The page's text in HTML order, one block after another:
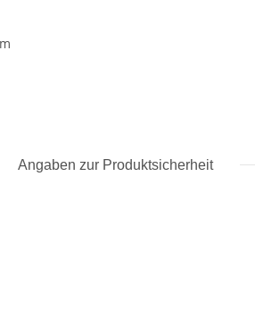
Angaben zur Produktsicherheit